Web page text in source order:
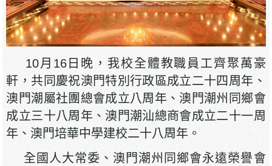
10月16日晚，我校全體教職員工齊聚萬豪
軒，共同慶祝澳門特別行政區成立二十四周年、
澳門潮屬社團總會成立八周年、澳門潮州同鄉會
成立三十八周年、澳門潮汕總商會成立二十一周
年、澳門培華中學建校二十八周年。
全國人大常委、澳門潮州同鄉會永遠榮譽會